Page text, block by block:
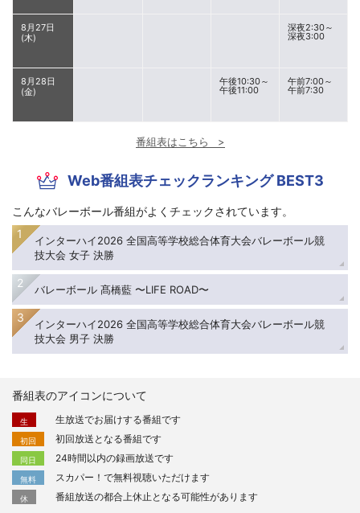
8月27日
(木)
深夜2:30～
深夜3:00
8月28日
(金)
午後10:30～
午後11:00
午前7:00～
午前7:30
番組表はこちら
Web番組表チェックランキング BEST3
こんなバレーボール番組がよくチェックされています。
インターハイ2026 全国高等学校総合体育大会バレーボール競
技大会 女子 決勝
バレーボール 髙橋藍 〜LIFE ROAD〜
インターハイ2026 全国高等学校総合体育大会バレーボール競
技大会 男子 決勝
番組表のアイコンについて
生 生放送でお届けする番組です
初回 初回放送となる番組です
同日 24時間以内の録画放送です
無料 スカパー！で無料視聴いただけます
休 番組放送の都合上休止となる可能性があります